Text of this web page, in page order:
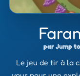
par Jump
Le jeu de tir à la